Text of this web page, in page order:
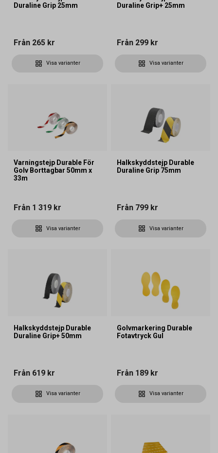
Duraline Grip 25mm
Från 265 kr
Visa varianter
Duraline Grip+ 25mm
Från 299 kr
Visa varianter
Varningstejp Durable För
Golv Borttagbar 50mm x
33m
Från 1 319 kr
Visa varianter
Halkskyddstejp Durable
Duraline Grip 75mm
Från 799 kr
Visa varianter
Halkskyddstejp Durable
Duraline Grip+ 50mm
Från 619 kr
Visa varianter
Golvmarkering Durable
Fotavtryck Gul
Från 189 kr
Visa varianter